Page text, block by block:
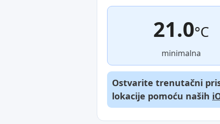
21.0°C
minimalna
Ostvarite trenutačni
lokacije pomoću naših